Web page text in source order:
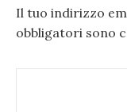
Il tuo indirizzo
obbligatori sono